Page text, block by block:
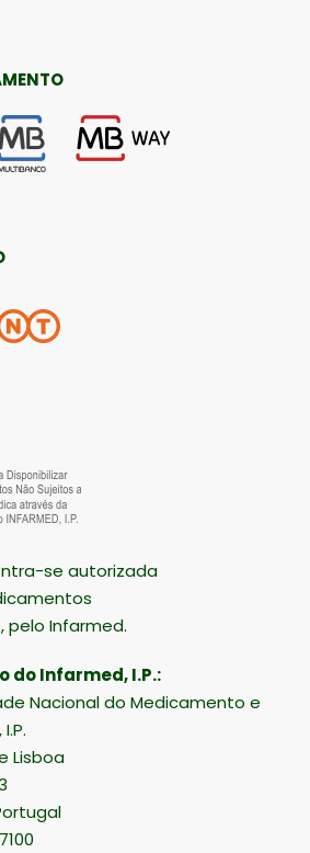
se autorizada
pelo Infarmed.
do Infarmed, I.P.:
Nacional do Medicamento e
Lisboa